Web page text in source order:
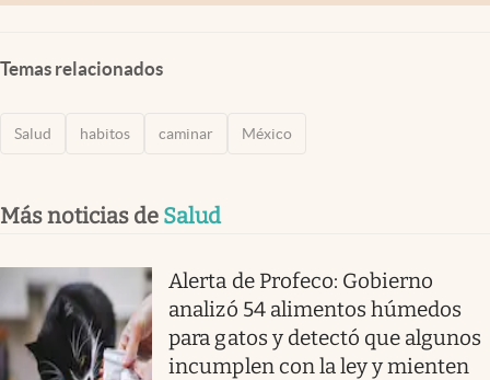
Temas relacionados
Salud habitos caminar México
Más noticias de Salud
Alerta de Profeco: Gobierno
analizó 54 alimentos húmedos
para gatos y detectó que algunos
incumplen con la ley y mienten